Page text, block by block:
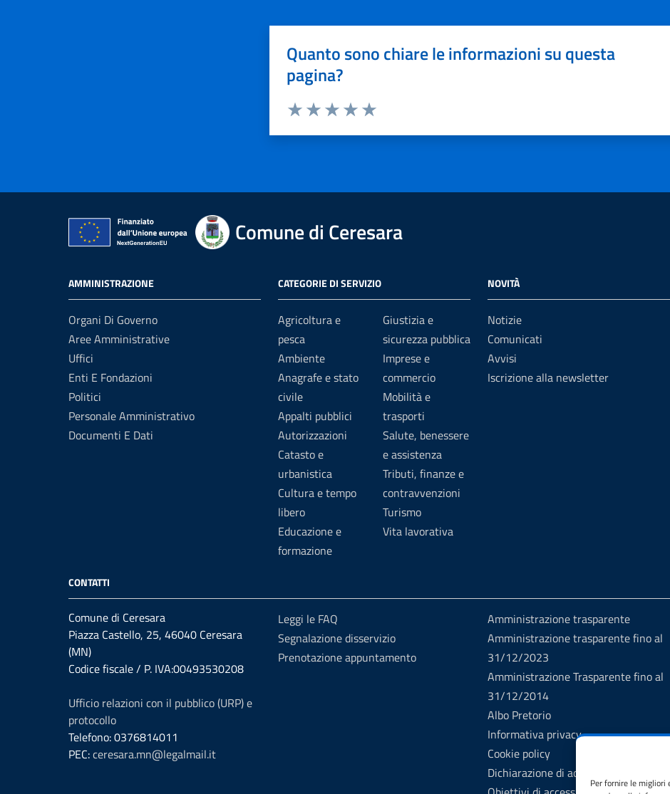
Per fornire le migliori
Quanto sono chiare le informazioni su questa
pagina?
Comune di Ceresara
AMMINISTRAZIONE
Organi Di Governo
Aree Amministrative
Uffici
Enti E Fondazioni
Politici
Personale Amministrativo
Documenti E Dati
CATEGORIE DI SERVIZIO
Agricoltura e
pesca
Ambiente
Anagrafe e stato
civile
Appalti pubblici
Autorizzazioni
Catasto e
urbanistica
Cultura e tempo
libero
Educazione e
formazione
Giustizia e
sicurezza pubblica
Imprese e
commercio
Mobilità e
trasporti
Salute, benessere
e assistenza
Tributi, finanze e
contravvenzioni
Turismo
Vita lavorativa
NOVITÀ
Notizie
Comunicati
Avvisi
Iscrizione alla newsletter
CONTATTI
Comune di Ceresara
Piazza Castello, 25, 46040 Ceresara
(MN)
Codice fiscale / P. IVA:00493530208
Ufficio relazioni con il pubblico (URP) e
protocollo
Telefono: 0376814011
PEC:ceresara.mn@legalmail.it
Leggi le FAQ
Segnalazione disservizio
Prenotazione appuntamento
Amministrazione trasparente
Amministrazione trasparente fino al
31/12/2023
Amministrazione Trasparente fino al
31/12/2014
Albo Pretorio
Informativa privacy
Cookie policy
Dichiarazione di accessibilità